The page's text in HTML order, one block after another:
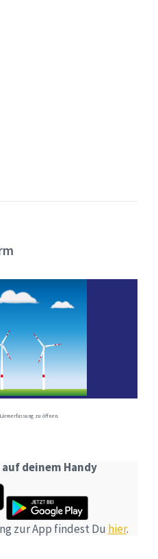
zu öffnen.
deinem Handy
zur App findest Du hier.